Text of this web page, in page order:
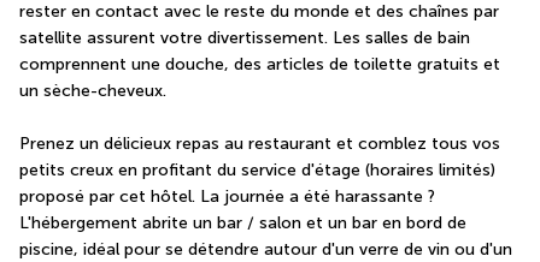
rester en contact avec le reste du monde et des chaînes par
satellite assurent votre divertissement. Les salles de bain
comprennent une douche, des articles de toilette gratuits et
un sèche-cheveux.
Prenez un délicieux repas au restaurant et comblez tous vos
petits creux en profitant du service d'étage (horaires limités)
proposé par cet hôtel. La journée a été harassante ?
L'hébergement abrite un bar / salon et un bar en bord de
piscine, idéal pour se détendre autour d'un verre de vin ou d'un